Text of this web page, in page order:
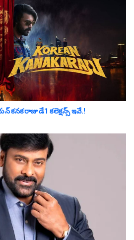
డే1 క‌లెక్ష‌న్స్ ఇవే.!